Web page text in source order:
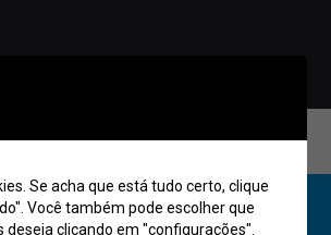
Contatos
Se acha que está tudo certo, clique
Você também pode escolher que
deseja clicando em "configurações".